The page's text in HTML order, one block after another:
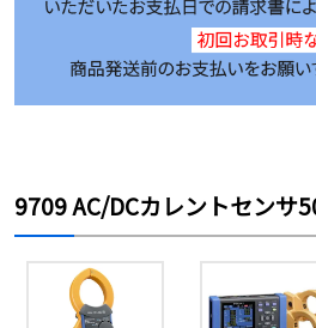
9709 AC/DCカレントセンサ